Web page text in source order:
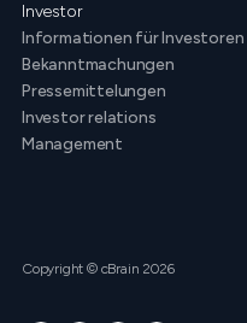
Investor
Informationen für Investoren
Bekanntmachungen
Pressemittelungen
Investor relations
Management
Copyright © cBrain 2026